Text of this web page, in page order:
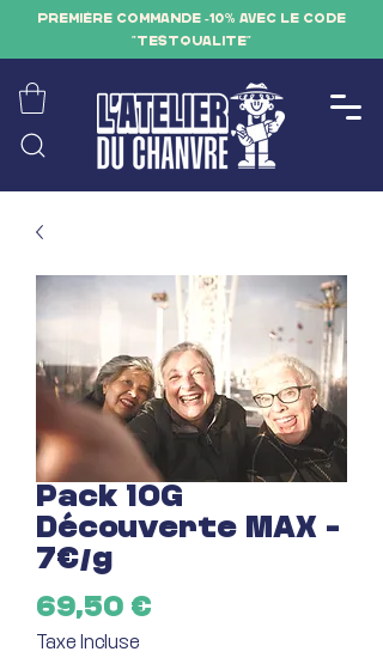
PREMIÈRE COMMANDE -10% AVEC LE CODE
"TESTQUALITE"
Pack 10G
Découverte MAX -
7€/g
69,50 €
Taxe Incluse